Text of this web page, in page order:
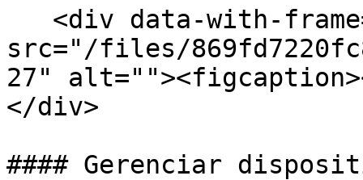
src="/files/
27"
</div>
#### Gerenciar